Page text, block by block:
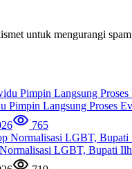
untuk mengurangi
Pimpin Langsung Proses
765
LGBT, Bupati